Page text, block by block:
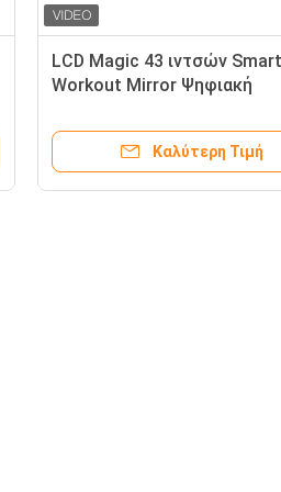
LCD Magic 43 ιντσών Smart
Workout Mirror Ψηφιακή
Καλύτερη Τιμή